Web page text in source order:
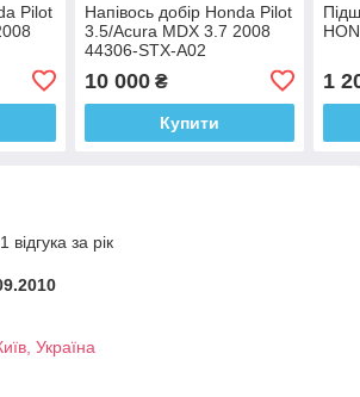
Pilot
Напівось добір Honda Pilot
3.5/Acura MDX 3.7 2008
44306-STX-A02
10 000₴
Купити
1
за рік
Україна